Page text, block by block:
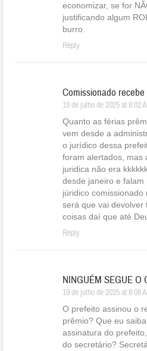
economizar, se for
justificando algum
burro.
Reply
Comissionado
19 de julho de 2025 at 8:02
Quanto as férias
vem desde a
o jurídico dessa
foram alertados, mas
juridica não era
desde janeiro e
júridico
será que vai devolver
coisas daí que até
Reply
NINGUÉM SEGUE O
19 de julho de 2025 at 8:08
O prefeito assinou o
prêmio? Que eu
assinatura do
do secretário?